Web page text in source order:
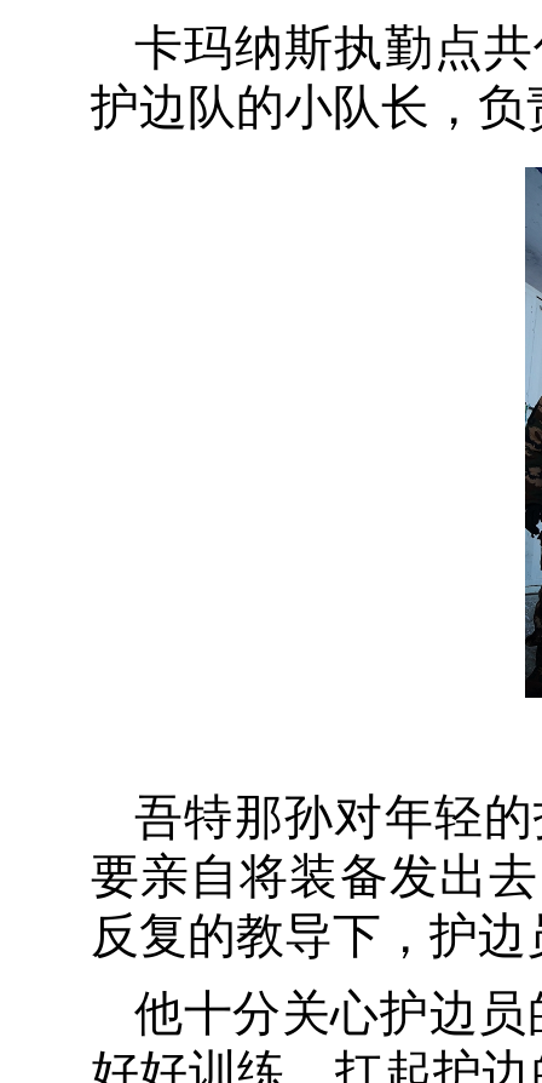
卡玛纳斯执勤点
护边队的小队长，
吾特那孙对年轻
要亲自将装备发出
反复的教导下，护
他十分关心护边